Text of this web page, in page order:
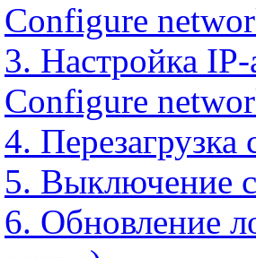
Configure
3. Настройка
Configure
4. Перезагрузка
5. Выключение
6. Обновление